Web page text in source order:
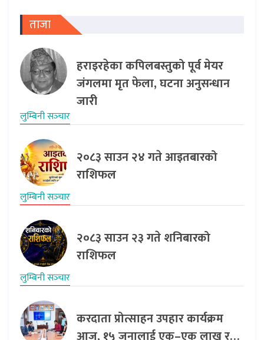
ताजा
हराइरहेका कपिलबस्तुको पूर्व मेयर
जंगलमा मृत फेला, घटना अनुसन्धान
जारी
लुम्बिनी सञ्‍चार
२०८३ साउन २४ गते आइतबारको
राशिफल
लुम्बिनी सञ्‍चार
२०८३ साउन २३ गते शनिबारको
राशिफल
लुम्बिनी सञ्‍चार
करदाता प्रोत्साहन उपहार कार्यक्रम